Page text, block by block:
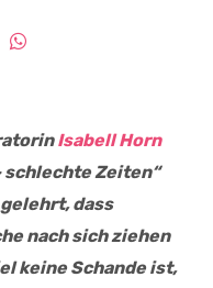
Isabell Horn
schlechte Zeiten“
dass
nach sich ziehen
keine Schande ist,